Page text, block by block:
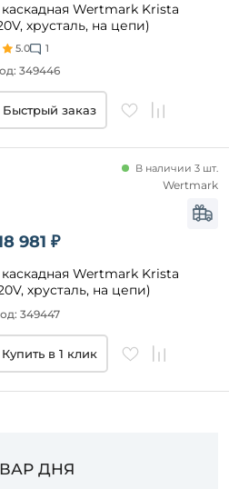
Wertmark Krista
хрусталь, на цепи)
5.0 1
349446
Быстрый заказ
981 ₽
Wertmark Krista
хрусталь, на цепи)
В наличии 3 шт.
349447
Wertmark
Купить в 1 клик
ДНЯ